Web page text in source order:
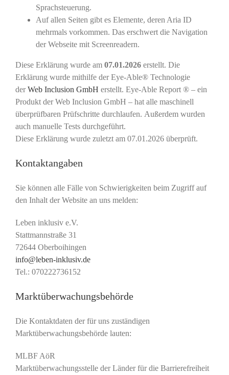
Sprachsteuerung.
Auf allen Seiten gibt es Elemente, deren Aria ID
mehrmals vorkommen. Das erschwert die Navigation
der Webseite mit Screenreadern.
Diese Erklärung wurde am 07.01.2026erstellt. Die
Erklärung wurde mithilfe der Eye-Able® Technologie
derWeb Inclusion GmbH erstellt. Eye-Able Report ® – ein
Produkt der Web Inclusion GmbH – hat alle maschinell
überprüfbaren Prüfschritte durchlaufen. Außerdem wurden
auch manuelle Tests durchgeführt.
Diese Erklärung wurde zuletzt am 07.01.2026 überprüft.
Kontaktangaben
Sie können alle Fälle von Schwierigkeiten beim Zugriff auf
den Inhalt der Website an uns melden:
Leben inklusiv e.V.
Stattmannstraße 31
72644 Oberboihingen
info@leben-inklusiv.de
Tel.: 070222736152
Marktüberwachungsbehörde
Die Kontaktdaten der für uns zuständigen
Marktüberwachungsbehörde lauten:
MLBF AöR
Marktüberwachungsstelle der Länder für die Barrierefreiheit